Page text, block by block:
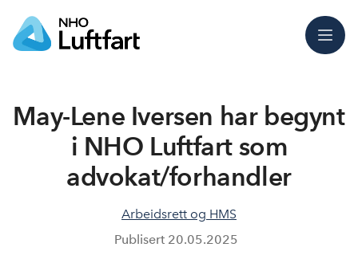
Meny
May-Lene Iversen har begynt
i NHO Luftfart som
advokat/forhandler
Arbeidsrett og HMS
Publisert 20.05.2025